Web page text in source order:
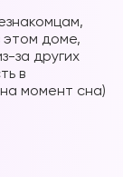
этом доме,
за других
в
момент сна)